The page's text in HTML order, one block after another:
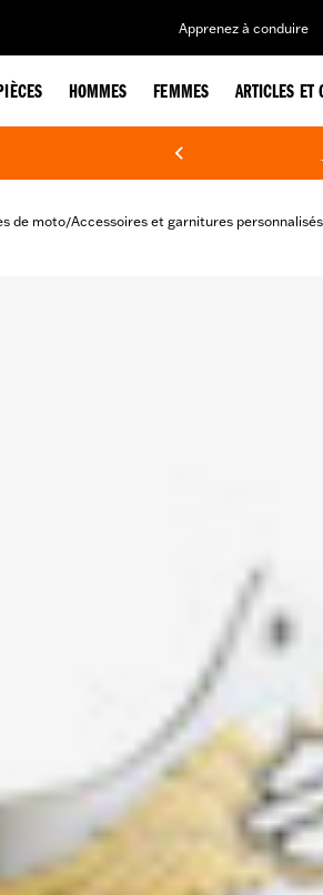
Apprenez à conduire
HOMMES FEMMES ARTICLES ET
de moto/Accessoires et garnitures personnalisés